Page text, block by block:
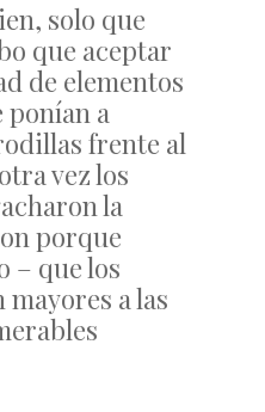
solo que
que aceptar
de elementos
ponían a
frente al
vez los
la
porque
– que los
a las